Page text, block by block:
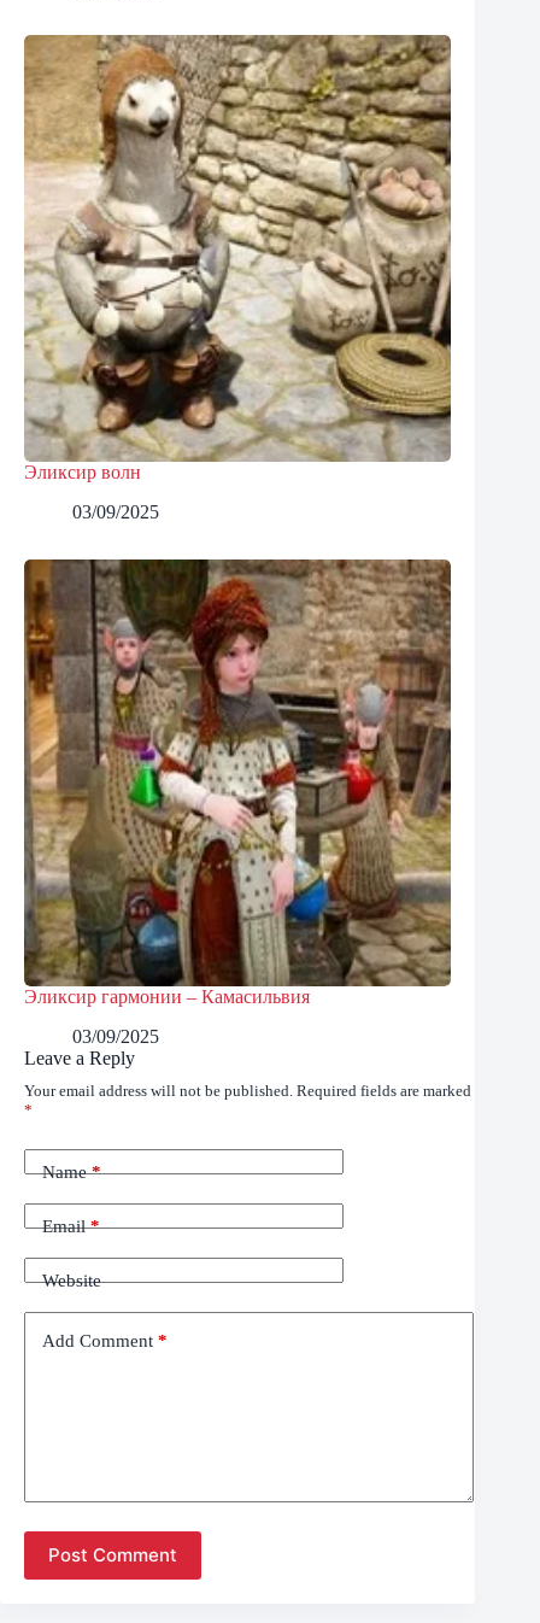
Эликсир волн
03/09/2025
Эликсир гармонии – Камасильвия
03/09/2025
Leave a Reply
Your email address will not be published. Required fields are marked
*
Name*
Email*
Website
Add Comment *
Post Comment